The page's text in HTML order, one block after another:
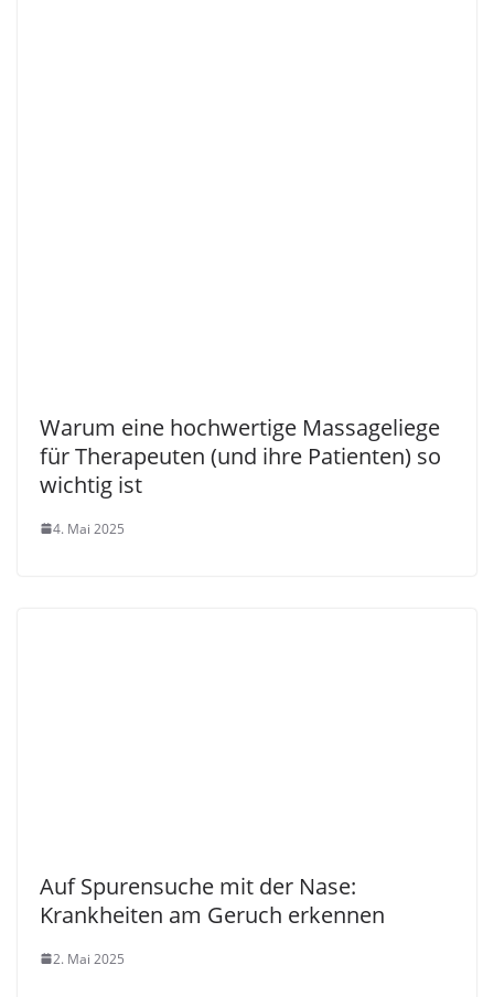
Warum eine hochwertige Massageliege
für Therapeuten (und ihre Patienten) so
wichtig ist
4. Mai 2025
Auf Spurensuche mit der Nase:
Krankheiten am Geruch erkennen
2. Mai 2025